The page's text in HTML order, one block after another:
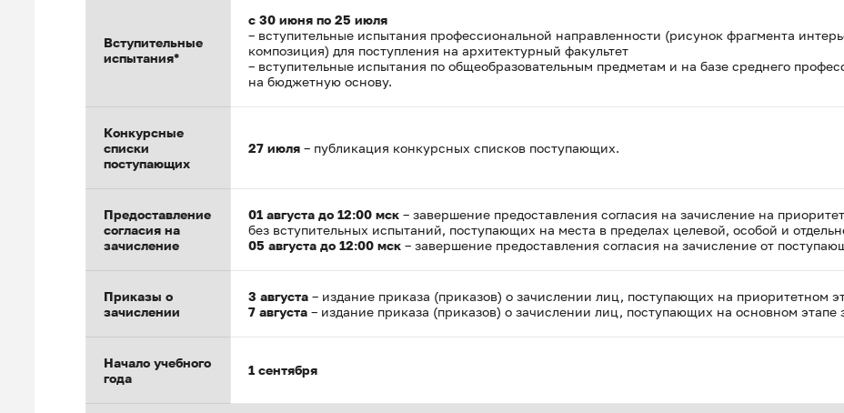
Вступительные
испытания*
с 30 июня по 25 июля
– вступительные испытания профессиональной направленности (рисунок фрагмента
композиция) для поступления на архитектурный факультет
– вступительные испытания по общеобразовательным предметам и на базе среднего
на бюджетную основу.
Конкурсные
списки
поступающих
27 июля – публикация конкурсных списков поступающих.
Предоставление
согласия на
зачисление
01 августа до 12:00 мск – завершение предоставления согласия на зачисление на
без вступительных испытаний, поступающих на места в пределах целевой, особой и
05 августа до 12:00 мск – завершение предоставления согласия на зачисление от
Приказы о
зачислении
3 августа – издание приказа (приказов) о зачислении лиц, поступающих на приоритетном
7 августа – издание приказа (приказов) о зачислении лиц, поступающих на основном этапе
Начало учебного
года
1 сентября